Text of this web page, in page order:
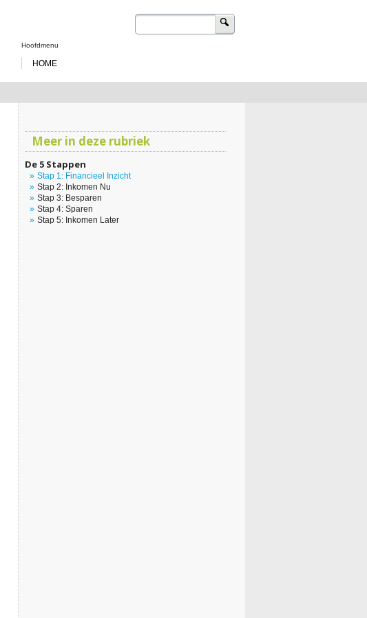
Zoeken
naar:
inhoud
Hoofdmenu
HOME
Meer in deze rubriek
De 5 Stappen
Stap 1: Financieel Inzicht
Stap 2: Inkomen Nu
Stap 3: Besparen
Stap 4: Sparen
Stap 5: Inkomen Later